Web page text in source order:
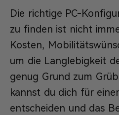
Die richtige PC-
zu finden ist nicht
Kosten,
um die Langlebigkeit
genug Grund zum
kannst du dich für
entscheiden und das